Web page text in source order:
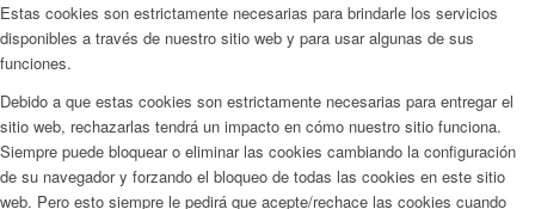
Estas cookies son estrictamente necesarias para brindarle los servicios
disponibles a través de nuestro sitio web y para usar algunas de sus
funciones.
Debido a que estas cookies son estrictamente necesarias para entregar el
sitio web, rechazarlas tendrá un impacto en cómo nuestro sitio funciona.
Siempre puede bloquear o eliminar las cookies cambiando la configuración
de su navegador y forzando el bloqueo de todas las cookies en este sitio
web. Pero esto siempre le pedirá que acepte/rechace las cookies cuando